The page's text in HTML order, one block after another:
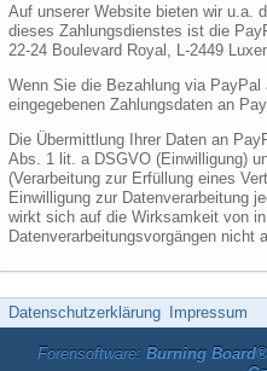
Auf unserer Website bieten wir u.a.
dieses Zahlungsdienstes ist die
22-24 Boulevard Royal, L-2449
Wenn Sie die Bezahlung via
eingegebenen Zahlungsdaten an
Die Übermittlung Ihrer Daten an
Abs. 1 lit. a DSGVO (Einwilligung)
(Verarbeitung zur Erfüllung eines
Einwilligung zur Datenverarbeitung
wirkt sich auf die Wirksamkeit von
Datenverarbeitungsvorgängen nicht
Datenschutzerklärung Impressum
Forensoftware: Burning